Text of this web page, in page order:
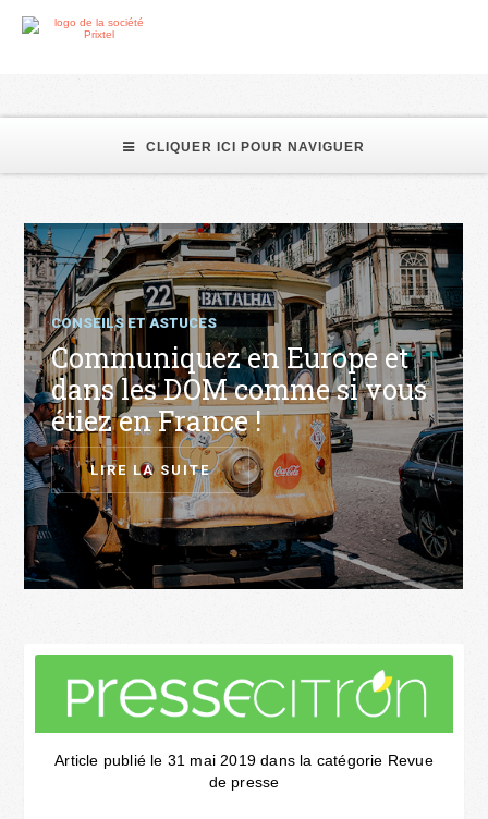
CLIQUER ICI POUR NAVIGUER
Communiquez en Europe et
dans les DOM comme si vous
étiez en France !
CONSEILS ET ASTUCES
LIRE LA SUITE
Article publié le 31 mai 2019 dans la catégorie Revue
de presse